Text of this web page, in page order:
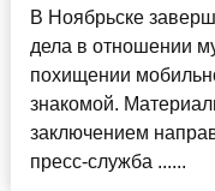
В Ноябрьске
дела в отношении
похищении
знакомой.
заключением
пресс-служба ......